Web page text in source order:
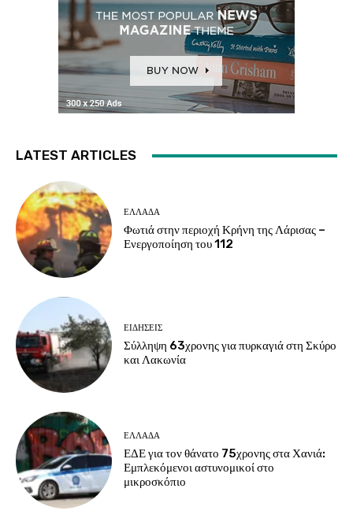
LATEST ARTICLES
ΕΛΛΑΔΑ
Φωτιά στην περιοχή Κρήνη της Λάρισας –
Ενεργοποίηση του 112
ΕΙΔΗΣΕΙΣ
Σύλληψη 63χρονης για πυρκαγιά στη Σκύρο
και Λακωνία
ΕΛΛΑΔΑ
ΕΔΕ για τον θάνατο 75χρονης στα Χανιά:
Εμπλεκόμενοι αστυνομικοί στο
μικροσκόπιο